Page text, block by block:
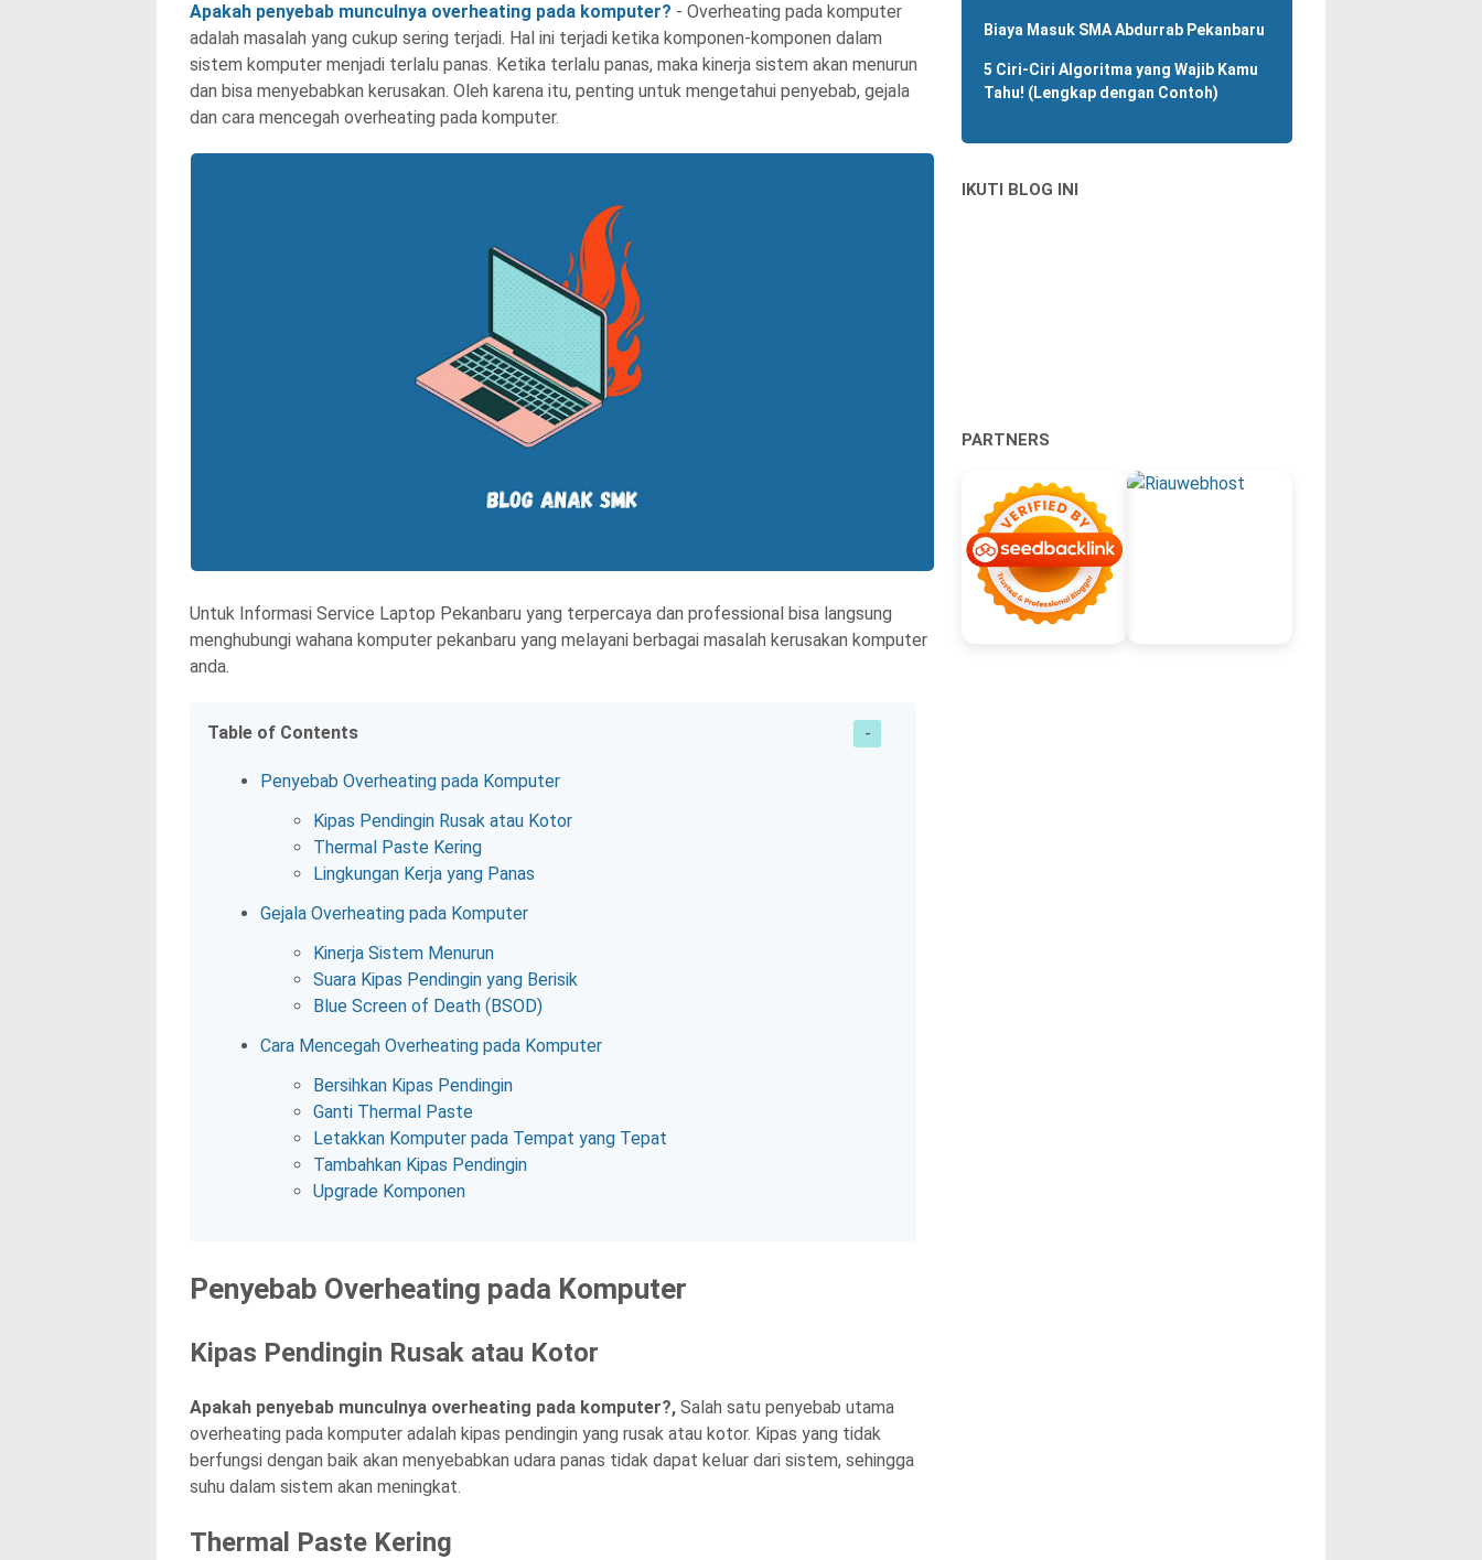
Apakah penyebab munculnya overheating pada komputer? - Overheating pada komputer
adalah masalah yang cukup sering terjadi. Hal ini terjadi ketika komponen-komponen dalam
sistem komputer menjadi terlalu panas. Ketika terlalu panas, maka kinerja sistem akan menurun
dan bisa menyebabkan kerusakan. Oleh karena itu, penting untuk mengetahui penyebab, gejala
dan cara mencegah overheating pada komputer.
Untuk Informasi Service Laptop Pekanbaru yang terpercaya dan professional bisa langsung
menghubungi wahana komputer pekanbaru yang melayani berbagai masalah kerusakan komputer
anda.
Table of Contents
Penyebab Overheating pada Komputer
Kipas Pendingin Rusak atau Kotor
Thermal Paste Kering
Lingkungan Kerja yang Panas
Gejala Overheating pada Komputer
Kinerja Sistem Menurun
Suara Kipas Pendingin yang Berisik
Blue Screen of Death (BSOD)
Cara Mencegah Overheating pada Komputer
Bersihkan Kipas Pendingin
Ganti Thermal Paste
Letakkan Komputer pada Tempat yang Tepat
Tambahkan Kipas Pendingin
Upgrade Komponen
Penyebab Overheating pada Komputer
Kipas Pendingin Rusak atau Kotor
Apakah penyebab munculnya overheating pada komputer?, Salah satu penyebab utama
overheating pada komputer adalah kipas pendingin yang rusak atau kotor. Kipas yang tidak
berfungsi dengan baik akan menyebabkan udara panas tidak dapat keluar dari sistem, sehingga
suhu dalam sistem akan meningkat.
Thermal Paste Kering
Biaya Masuk SMA Abdurrab Pekanbaru
5 Ciri-Ciri Algoritma yang Wajib Kamu
Tahu! (Lengkap dengan Contoh)
IKUTI BLOG INI
PARTNERS